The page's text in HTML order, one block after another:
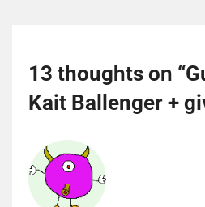
13 thoughts on “
Kait Ballenger +